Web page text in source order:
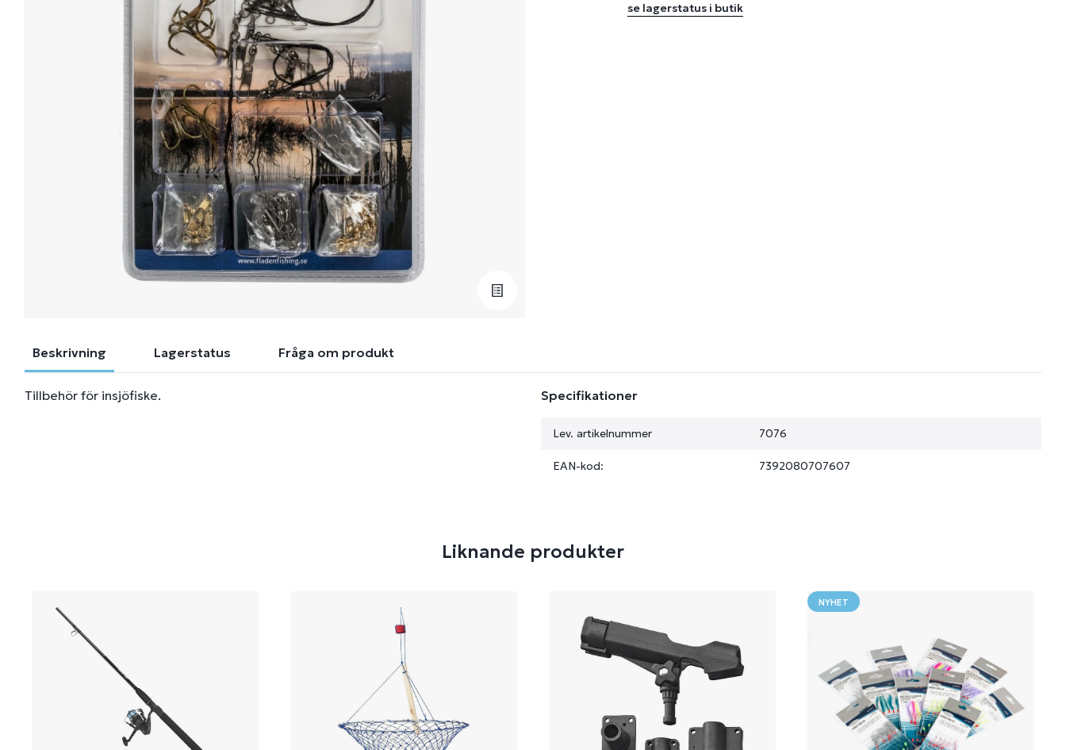
se lagerstatus i butik
Beskrivning Lagerstatus Fråga om produkt
Tillbehör för insjöfiske. Specifikationer
Lev. artikelnummer 7076
EAN-kod: 7392080707607
Liknande produkter
NYHET